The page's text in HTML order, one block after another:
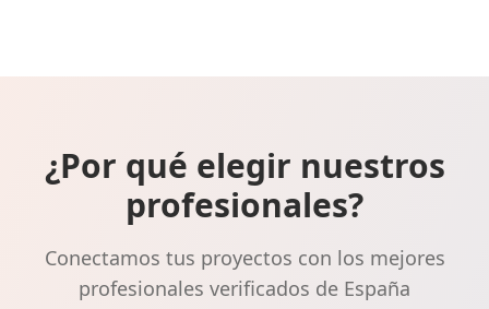
¿Por qué elegir nuestros
profesionales?
Conectamos tus proyectos con los mejores
profesionales verificados de España